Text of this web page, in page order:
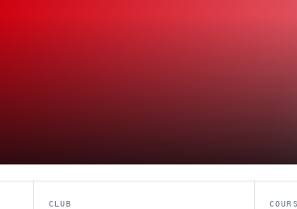
CLUB